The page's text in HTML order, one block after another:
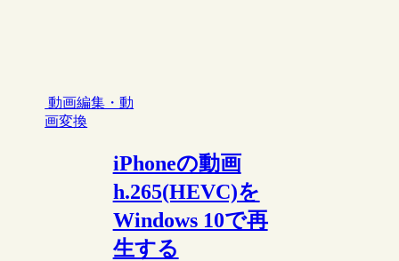
動画編集・動
画変換
iPhoneの動画
h.265(HEVC)を
Windows 10で再
生する